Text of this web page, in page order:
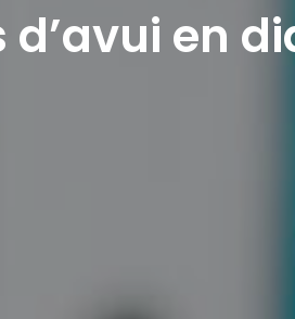
d’avui en